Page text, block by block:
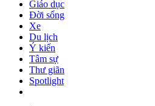
Giáo dục
Đời sống
Xe
Du lịch
Ý kiến
Tâm sự
Thư giãn
Spotlight